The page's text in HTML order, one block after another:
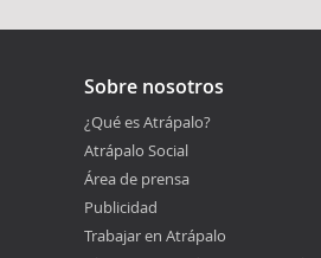
Sobre nosotros
¿Qué es Atrápalo?
Atrápalo Social
Área de prensa
Publicidad
Trabajar en Atrápalo